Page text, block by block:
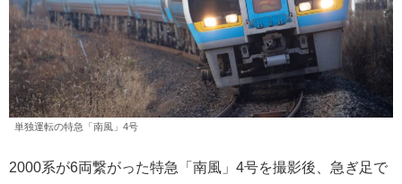
単独運転の特急「南風」4号
2000系が6両繋がった特急「南風」4号を撮影後、急ぎ足で